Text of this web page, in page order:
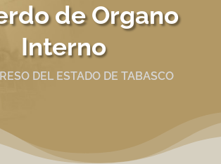
de Organo
Interno
DEL ESTADO DE TABASCO